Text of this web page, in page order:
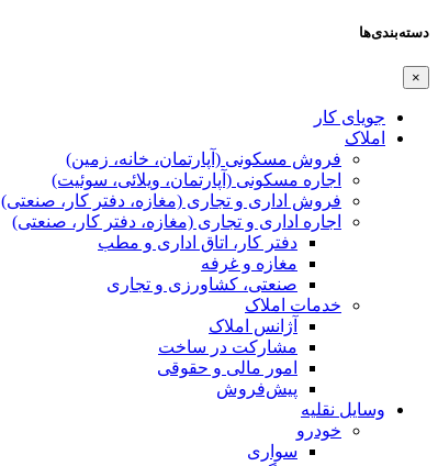
دسته‌بندی‌ها
×
جویای کار
املاک
فروش مسکونی (آپارتمان، خانه، زمین)
اجاره مسکونی (آپارتمان، ویلائی، سوئیت)
فروش اداری و تجاری (مغازه، دفتر کار، صنعتی)
اجاره اداری و تجاری (مغازه، دفتر کار، صنعتی)
دفتر کار، اتاق اداری و مطب
مغازه و غرفه
صنعتی،‌ کشاورزی و تجاری
خدمات املاک
آژانس املاک
مشارکت در ساخت
امور مالی و حقوقی
پیش‌فروش
وسایل نقلیه
خودرو
سواری